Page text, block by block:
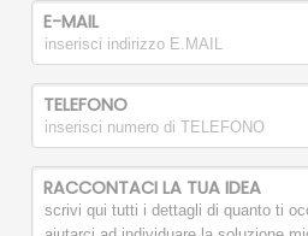
E-MAIL
TELEFONO
RACCONTACI LA TUA IDEA